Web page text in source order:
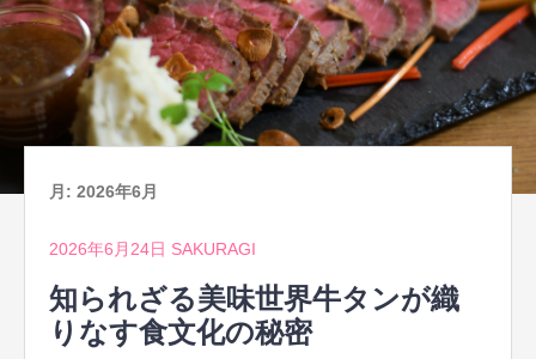
ス
月: 2026年6月
2026年6月24日 SAKURAGI
知られざる美味世界牛タンが織
りなす食文化の秘密